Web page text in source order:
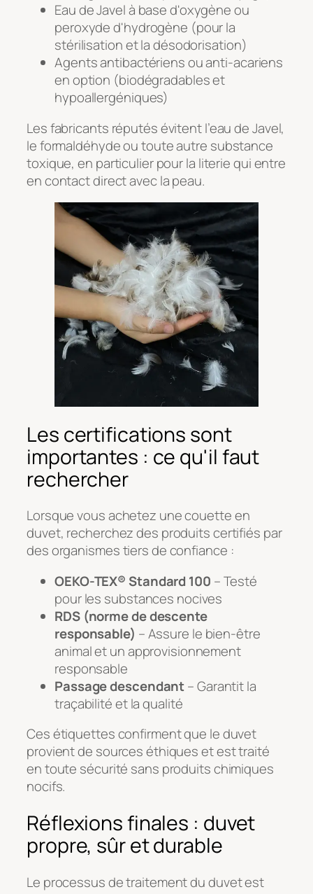
Eau de Javel à base d'oxygène ou
peroxyde d'hydrogène (pour la
stérilisation et la désodorisation)
Agents antibactériens ou anti-acariens
en option (biodégradables et
hypoallergéniques)
Les fabricants réputés évitent l’eau de Javel,
le formaldéhyde ou toute autre substance
toxique, en particulier pour la literie qui entre
en contact direct avec la peau.
Les certifications sont
importantes : ce qu'il faut
rechercher
Lorsque vous achetez une couette en
duvet, recherchez des produits certifiés par
des organismes tiers de confiance :
OEKO-TEX® Standard 100 – Testé
pour les substances nocives
RDS (norme de descente
responsable) – Assure le bien-être
animal et un approvisionnement
responsable
Passage descendant– Garantit la
traçabilité et la qualité
Ces étiquettes confirment que le duvet
provient de sources éthiques et est traité
en toute sécurité sans produits chimiques
nocifs.
Réflexions finales : duvet
propre, sûr et durable
Le processus de traitement du duvet est